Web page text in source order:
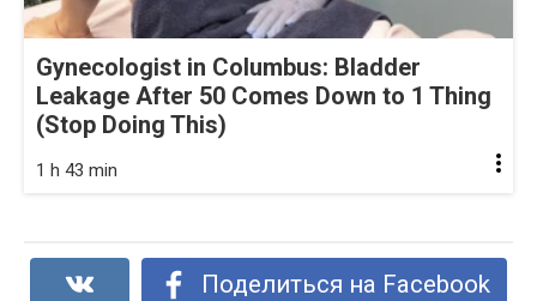
Gynecologist in Columbus: Bladder
Leakage After 50 Comes Down to 1 Thing
(Stop Doing This)
1 h 43 min
Поделиться на Facebook